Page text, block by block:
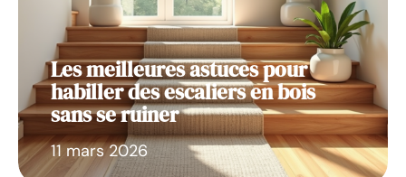
Les meilleures astuces pour
habiller des escaliers en bois
sans se ruiner
11 mars 2026